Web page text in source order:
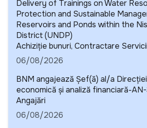
Delivery of Trainings on Water
Protection and Sustainable
Reservoirs and Ponds within the
District (UNDP)
Detalii
Achiziție bunuri, Contractare Servicii
06/08/2026
BNM angajează Șef(ă) al/a
economică și analiză financiară-
Detalii
Angajări
06/08/2026